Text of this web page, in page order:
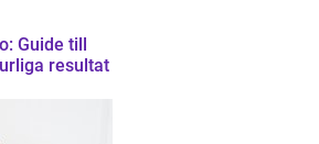
Guide till
resultat